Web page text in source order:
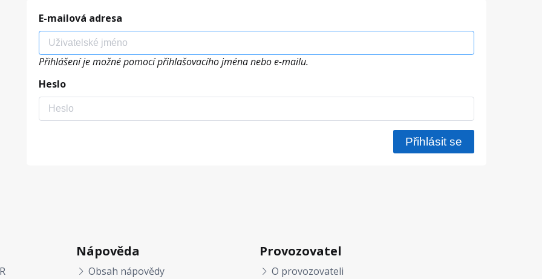
E-mailová adresa
Přihlášení je možné pomocí přihlašovacího jména nebo e-mailu.
Heslo
Nápověda
Obsah nápovědy
Provozovatel
O provozovateli